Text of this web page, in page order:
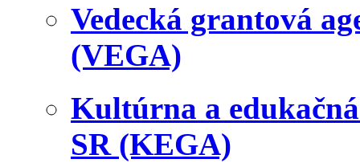
Vedecká grantová
(VEGA)
Kultúrna a
SR (KEGA)